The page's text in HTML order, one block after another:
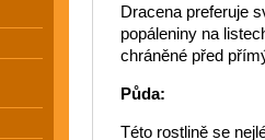
Dracena preferuje
popáleniny na
chráněné před
Půda:
Této rostlině se